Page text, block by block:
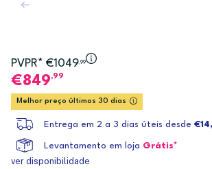
PVPR* €1049,99
849,99
Melhor preço últimos 30 dias
Entrega em 2 a 3 dias úteis desde
Levantamento em loja Grátis*
ver disponibilidade